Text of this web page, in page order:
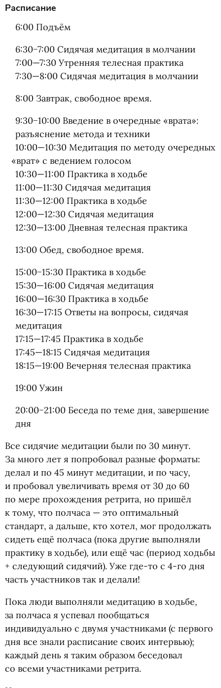
Расписание
6:00 Подъём
6:30−7:00 Сидячая медитация в молчании
7:00—7:30Утренняя телесная практика
7:30—8:00Сидячая медитация в молчании
8:00 Завтрак, свободное время.
9:30−10:00 Введение в очередные «врата»:
разъяснение метода и техники
10:00—10:30Медитация по методу очередных
«врат» с ведением голосом
10:30—11:00Практика в ходьбе
11:00—11:30Сидячая медитация
11:30—12:00Практика в ходьбе
12:00—12:30Сидячая медитация
12:30—13:00Дневная телесная практика
13:00 Обед, свободное время.
15:00−15:30 Практика в ходьбе
15:30—16:00Сидячая медитация
16:00—16:30Практика в ходьбе
16:30—17:15 Ответы на вопросы, сидячая
медитация
17:15—17:45 Практика в ходьбе
17:45—18:15 Сидячая медитация
18:15—19:00Вечерняя телесная практика
19:00 Ужин
20:00−21:00 Беседа по теме дня, завершение
дня
Все сидячие медитации были по 30 минут.
За много лет я попробовал разные форматы:
делал и по 45 минут медитации, и по часу,
и пробовал увеличивать время от 30 до 60
по мере прохождения ретрита, но пришёл
к тому, что полчаса — это оптимальный
стандарт, а дальше, кто хотел, мог продолжать
сидеть ещё полчаса (пока другие выполняли
практику в ходьбе), или ещё час (период ходьбы
+ следующий сидячий). Уже где-то с 4-го дня
часть участников так и делали!
Пока люди выполняли медитацию в ходьбе,
за полчаса я успевал пообщаться
индивидуально с двумя участниками (с первого
дня все знали расписание своих интервью);
каждый день я таким образом беседовал
со всеми участниками ретрита.